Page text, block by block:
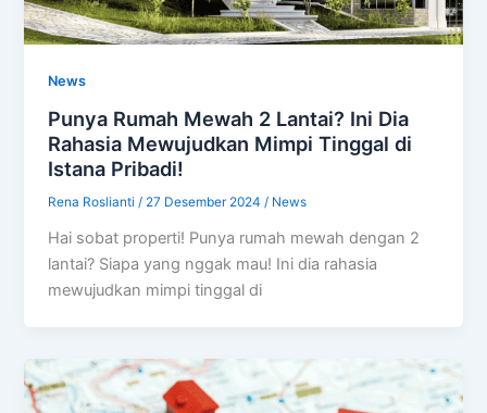
News
Punya Rumah Mewah 2 Lantai? Ini Dia
Rahasia Mewujudkan Mimpi Tinggal di
Istana Pribadi!
Rena Roslianti/ 27 Desember 2024/ News
Hai sobat properti! Punya rumah mewah dengan 2
lantai? Siapa yang nggak mau! Ini dia rahasia
mewujudkan mimpi tinggal di